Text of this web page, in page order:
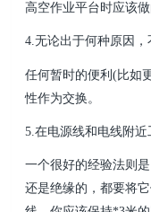
高空作业平台时应该做
4.无论出于何种原因，
任何暂时的便利(比如
性作为交换。
5.在电源线和电线附近
一个很好的经验法则
还是绝缘的，都要将